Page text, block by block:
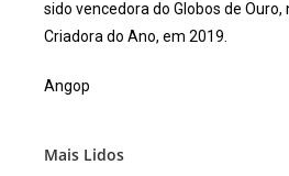
sido vencedora do Globos de Ouro,
Criadora do Ano, em 2019.
Angop
Mais Lidos